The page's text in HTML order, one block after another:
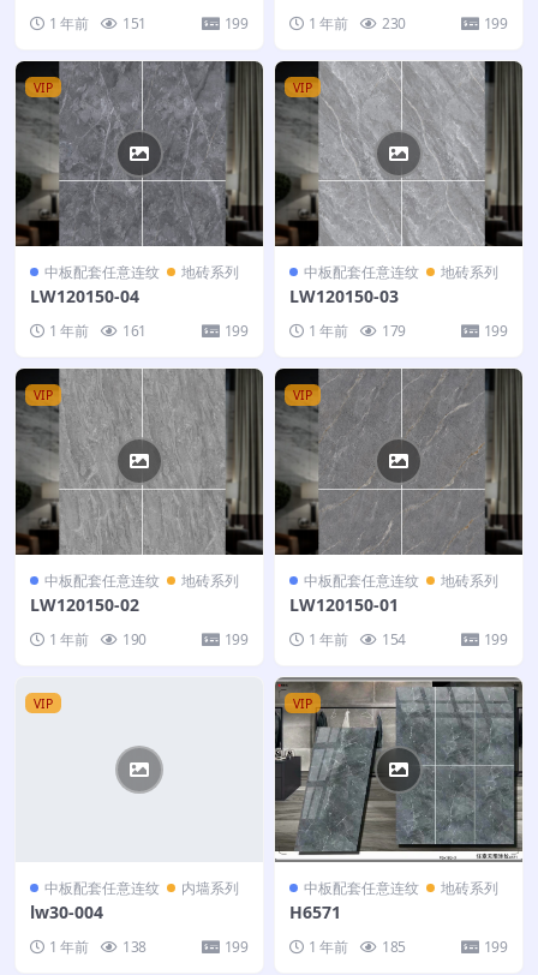
1 年前 151 199 1 年前 230 199
VIP
中板配套任意连纹 地砖系列
LW120150-04
1 年前 161 199
VIP
中板配套任意连纹 地砖系列
LW120150-03
1 年前 179 199
VIP
中板配套任意连纹 地砖系列
LW120150-02
1 年前 190 199
VIP
中板配套任意连纹 地砖系列
LW120150-01
1 年前 154 199
VIP
中板配套任意连纹 内墙系列
lw30-004
1 年前 138 199
VIP
中板配套任意连纹 地砖系列
H6571
1 年前 185 199